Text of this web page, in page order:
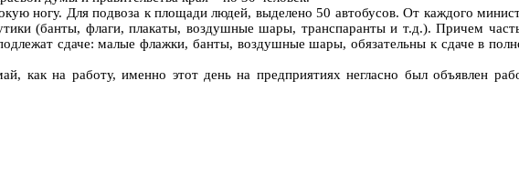
ногу. Для подвоза к площади людей, выделено 50 автобусов. От каждого
(банты, флаги, плакаты, воздушные шары, транспаранты и т.д.). Причем
сдаче: малые флажки, банты, воздушные шары, обязательны к сдаче в
как на работу, именно этот день на предприятиях негласно был объявлен